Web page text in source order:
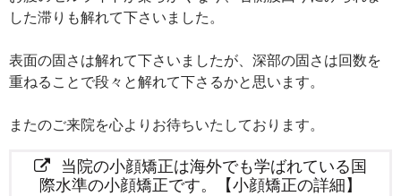
した滞りも解れて下さいました。
表面の固さは解れて下さいましたが、深部の固さは回数を
重ねることで段々と解れて下さるかと思います。
またのご来院を心よりお待ちいたしております。
当院の小顔矯正は海外でも学ばれている国
際水準の小顔矯正です。【小顔矯正の詳細】